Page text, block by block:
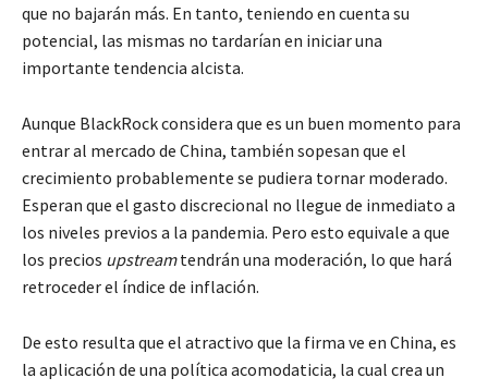
que no bajarán más. En tanto, teniendo en cuenta su
potencial, las mismas no tardarían en iniciar una
importante tendencia alcista.
Aunque BlackRock considera que es un buen momento para
entrar al mercado de China, también sopesan que el
crecimiento probablemente se pudiera tornar moderado.
Esperan que el gasto discrecional no llegue de inmediato a
los niveles previos a la pandemia. Pero esto equivale a que
los precios upstreamtendrán una moderación, lo que hará
retroceder el índice de inflación.
De esto resulta que el atractivo que la firma ve en China, es
la aplicación de una política acomodaticia, la cual crea un